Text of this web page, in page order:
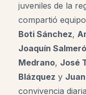
juveniles de la
compartió
Boti Sánchez,
Joaquín
Medrano, José
Blázquez y
convivencia